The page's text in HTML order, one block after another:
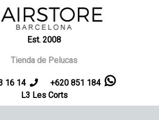
Est. 2008
Tienda de Pelucas
16 14
+620 851 184
L3 Les Corts